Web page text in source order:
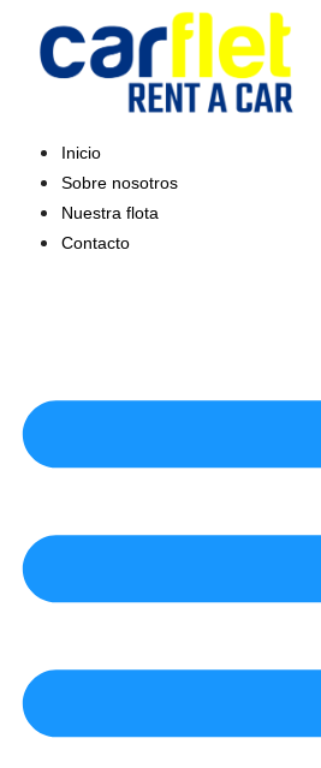
contenido
Inicio
Sobre nosotros
Nuestra flota
Contacto